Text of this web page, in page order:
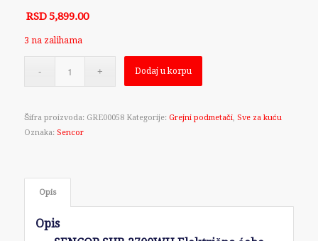
RSD5,899.00
3 na zalihama
Dodaj u korpu
Šifra proizvoda: GRE00058 Kategorije: Grejni podmetači, Sve za kuću
Oznaka: Sencor
Opis
Opis